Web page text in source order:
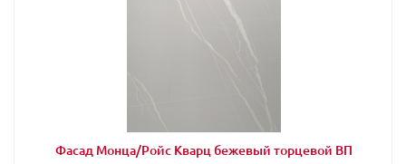
Фасад Монца/Ройс Кварц бежевый торцевой ВП